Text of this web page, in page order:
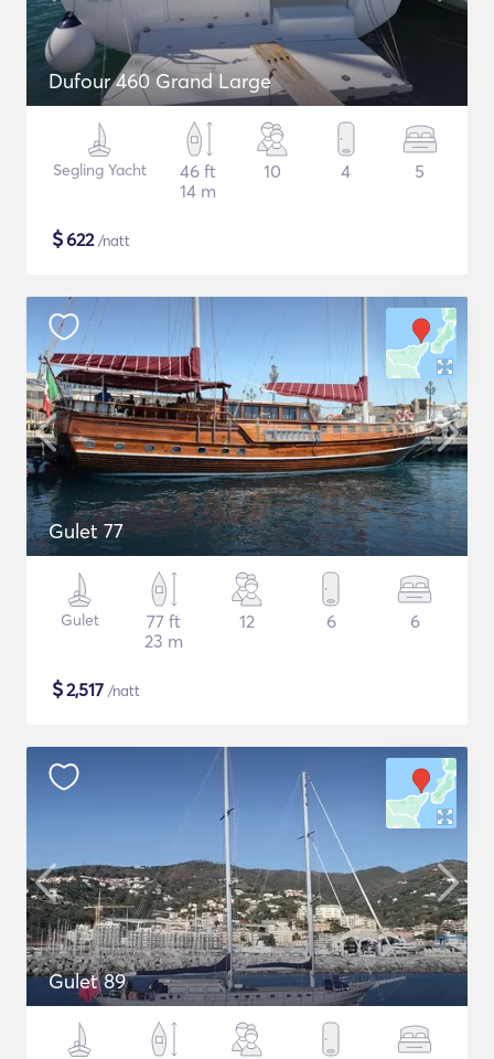
Dufour 460 Grand Large
Segling Yacht
46 ft
14 m
10 4 5
$622/natt
Gulet 77
Gulet
77 ft
23 m
12 6 6
$2,517 /natt
Gulet 89